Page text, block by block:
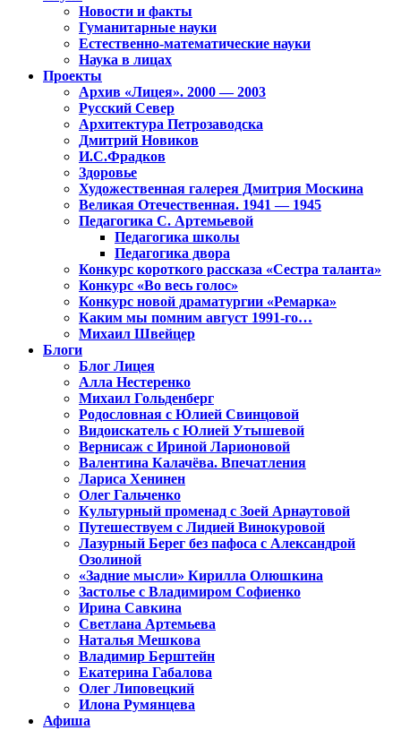
Новости и факты
Гуманитарные науки
Естественно-математические науки
Наука в лицах
Проекты
Архив «Лицея». 2000 — 2003
Русский Север
Архитектура Петрозаводска
Дмитрий Новиков
И.С.Фрадков
Здоровье
Художественная галерея Дмитрия Москина
Великая Отечественная. 1941 — 1945
Педагогика С. Артемьевой
Педагогика школы
Педагогика двора
Конкурс короткого рассказа «Сестра таланта»
Конкурс «Во весь голос»
Конкурс новой драматургии «Ремарка»
Каким мы помним август 1991-го…
Михаил Швейцер
Блоги
Блог Лицея
Алла Нестеренко
Михаил Гольденберг
Родословная с Юлией Свинцовой
Видоискатель с Юлией Утышевой
Вернисаж с Ириной Ларионовой
Валентина Калачёва. Впечатления
Лариса Хенинен
Олег Гальченко
Культурный променад с Зоей Арнаутовой
Путешествуем с Лидией Винокуровой
Лазурный Берег без пафоса с Александрой
Озолиной
«Задние мысли» Кирилла Олюшкина
Застолье с Владимиром Софиенко
Ирина Савкина
Светлана Артемьева
Наталья Мешкова
Владимир Берштейн
Екатерина Габалова
Олег Липовецкий
Илона Румянцева
Афиша